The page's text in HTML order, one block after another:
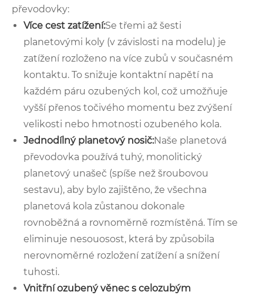
převodovky:
Více cest zatížení:Se třemi až šesti
planetovými koly (v závislosti na modelu) je
zatížení rozloženo na více zubů v současném
kontaktu. To snižuje kontaktní napětí na
každém páru ozubených kol, což umožňuje
vyšší přenos točivého momentu bez zvýšení
velikosti nebo hmotnosti ozubeného kola.
Jednodílný planetový nosič:Naše planetová
převodovka používá tuhý, monolitický
planetový unašeč (spíše než šroubovou
sestavu), aby bylo zajištěno, že všechna
planetová kola zůstanou dokonale
rovnoběžná a rovnoměrně rozmístěná. Tím se
eliminuje nesouosost, která by způsobila
nerovnoměrné rozložení zatížení a snížení
tuhosti.
Vnitřní ozubený věnec s celozubým